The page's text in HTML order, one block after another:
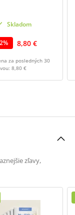
Skladom
% 8,80 €
za posledných 30
8,80 €
zľavy,